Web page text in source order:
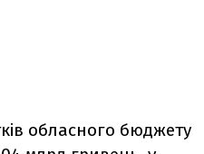
обласного бюджету